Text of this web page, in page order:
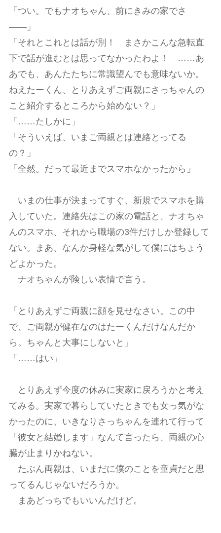
「つい。でもナオちゃん、前にきみの家でさ
――」
「それとこれとは話が別！ まさかこんな急転直
下で話が進むとは思ってなかったわよ！ ……あ
あでも、あんたたちに常識望んでも意味ないか。
ねえたーくん、とりあえずご両親にさっちゃんの
こと紹介するところから始めない？」
「……たしかに」
「そういえば、いまご両親とは連絡とってる
の？」
「全然。だって最近までスマホなかったから」
いまの仕事が決まってすぐ、新規でスマホを購
入していた。連絡先はこの家の電話と、ナオちゃ
んのスマホ、それから職場の3件だけしか登録して
ない。まあ、なんか身軽な気がして僕にはちょう
どよかった。
ナオちゃんが険しい表情で言う。
「とりあえずご両親に顔を見せなさい。この中
で、ご両親が健在なのはたーくんだけなんだか
ら。ちゃんと大事にしないと」
「……はい」
とりあえず今度の休みに実家に戻ろうかと考え
てみる。実家で暮らしていたときでも女っ気がな
かったのに、いきなりさっちゃんを連れて行って
「彼女と結婚します」なんて言ったら、両親の心
臓が止まりかねない。
たぶん両親は、いまだに僕のことを童貞だと思
ってるんじゃないだろうか。
まあどっちでもいいんだけど。